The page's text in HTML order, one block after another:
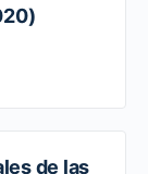
de las